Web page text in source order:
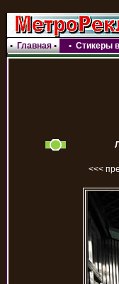
•Главная• • Стикеры
<<<